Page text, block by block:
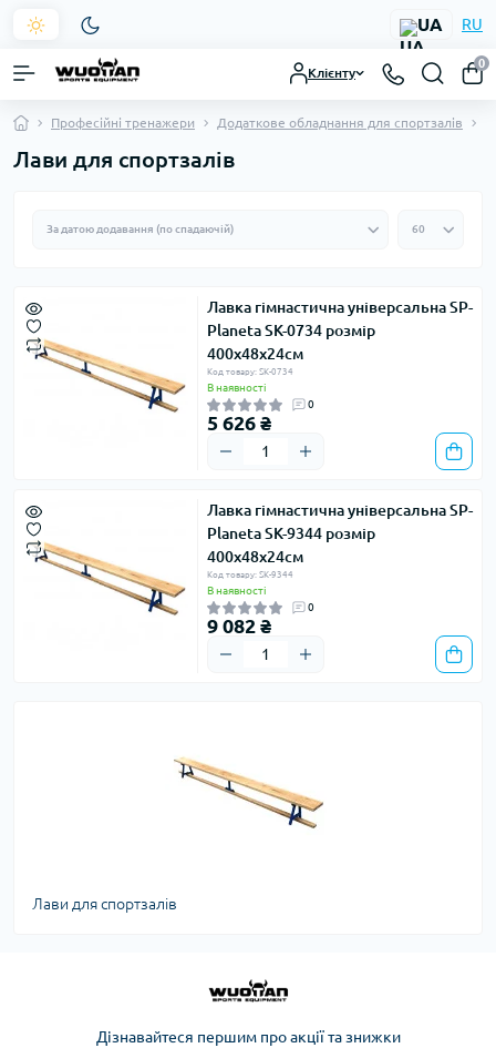
UA RU
Клієнту
0
Професійні тренажери Додаткове обладнання для спортзалів
Лави для спортзалів
Лавка гімнастична універсальна SP-
Planeta SK-0734 розмір
400x48x24см
Код товару: SK-0734
В наявності
0
5 626 ₴
Лавка гімнастична універсальна SP-
Planeta SK-9344 розмір
400x48x24см
Код товару: SK-9344
В наявності
0
9 082 ₴
Лави для спортзалів
Дізнавайтеся першим про акції та знижки